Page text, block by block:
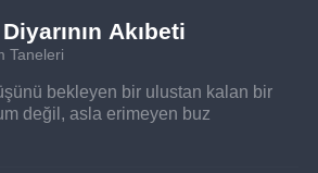
Akıbeti
Taneleri
bekleyen bir ulustan kalan bir
değil, asla erimeyen buz